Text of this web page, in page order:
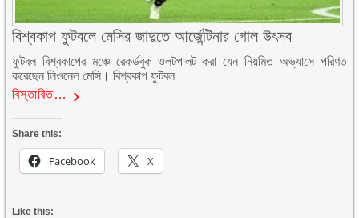
বিশ্বকাপ ফুটবলে মেসির জাদুতে আর্জেন্টিনার গোল উৎসব
ফুটবল বিশ্বকাপের মঞ্চে রেকর্ডবুক ওলটপালট করা যেন নিয়মিত অভ্যাসে পরিণত
করেছেন লিওনেল মেসি। বিশ্বকাপ ফুটবল
বিস্তারিত…
Share this:
Facebook X
Like this: